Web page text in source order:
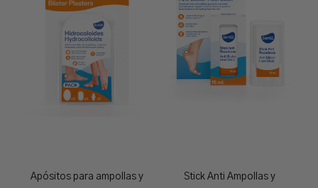
Apósitos para ampollas y
Stick Anti Ampollas y